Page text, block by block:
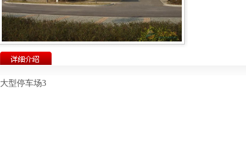
大型停车场3